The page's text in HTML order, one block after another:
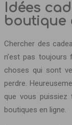
Idées
boutique
Chercher des
n’est pas toujours
choses qui sont
perdre.
que vous puissiez
boutiques en ligne.